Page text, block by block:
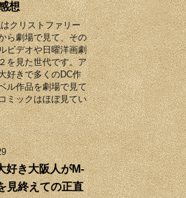
想
クリストファリー
ら劇場で見て、その
ビデオや日曜洋画劇
を見た世代です。ア
好きで多くのDC作
ル作品を劇場で見て
ミックはほぼ見てい
好き大阪人がM-
見終えての正直